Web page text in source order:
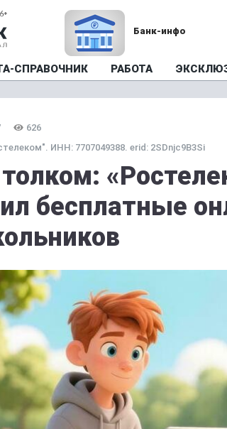
Банк-инфо
СПРАВОЧНИК РАБОТА
626
ИНН: 7707049388. erid: 2SDnjc9B3Si
бесплатные